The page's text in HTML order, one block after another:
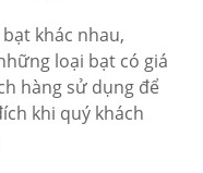
khác nhau,
loại bạt có giá
hàng sử dụng để
khi quý khách